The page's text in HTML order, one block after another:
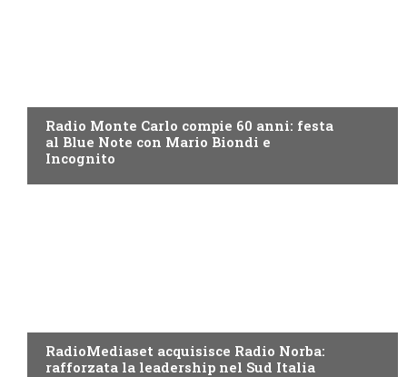
Radio Monte Carlo compie 60 anni: festa
al Blue Note con Mario Biondi e
Incognito
RadioMediaset acquisisce Radio Norba:
rafforzata la leadership nel Sud Italia